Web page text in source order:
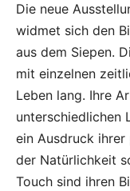
Die neue
widmet sich den
aus dem Siepen.
mit einzelnen
Leben lang. Ihre
unterschiedlichen
ein Ausdruck ihrer
der Natürlichkeit
Touch sind ihren